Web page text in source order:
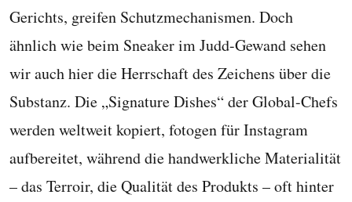
Gerichts, greifen Schutzmechanismen. Doch
ähnlich wie beim Sneaker im Judd-Gewand sehen
wir auch hier die Herrschaft des Zeichens über die
Substanz. Die „Signature Dishes“ der Global-Chefs
werden weltweit kopiert, fotogen für Instagram
aufbereitet, während die handwerkliche Materialität
– das Terroir, die Qualität des Produkts – oft hinter